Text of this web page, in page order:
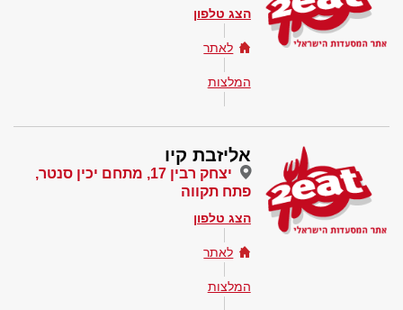
הצג טלפון
לאתר
המלצות
אליזבת קיו
יצחק רבין 17, מתחם יכין סנטר,
פתח תקווה
הצג טלפון
לאתר
המלצות